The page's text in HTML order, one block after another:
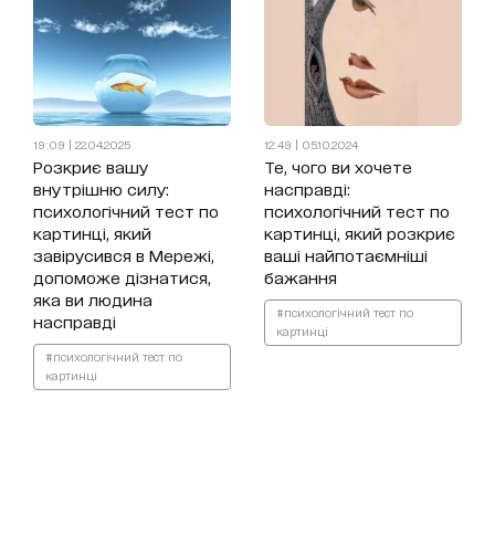
19:09 | 22.04.2025
Розкриє вашу
внутрішню силу:
психологічний тест по
картинці, який
завірусився в Мережі,
допоможе дізнатися,
яка ви людина
насправді
#психологічний тест по
картинці
12:49 | 05.10.2024
Те, чого ви хочете
насправді:
психологічний тест по
картинці, який розкриє
ваші найпотаємніші
бажання
#психологічний тест по
картинці